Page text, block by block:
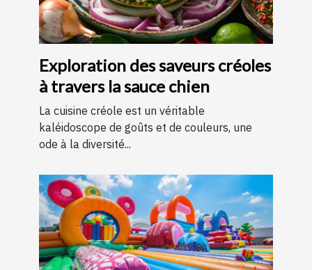
Exploration des saveurs créoles
à travers la sauce chien
La cuisine créole est un véritable
kaléidoscope de goûts et de couleurs, une
ode à la diversité...